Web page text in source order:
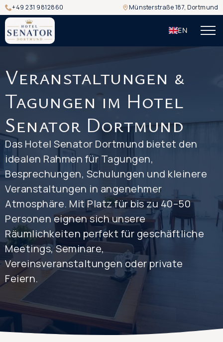
+49 231 9812860 Münsterstraße 187, Dortmund
EN
Veranstaltungen &
Tagungen im Hotel
Senator Dortmund
Das Hotel Senator Dortmund bietet den
idealen Rahmen für Tagungen,
Besprechungen, Schulungen und kleinere
Veranstaltungen in angenehmer
Atmosphäre. Mit Platz für bis zu 40–50
Personen eignen sich unsere
Räumlichkeiten perfekt für geschäftliche
Meetings, Seminare,
Vereinsveranstaltungen oder private
Feiern.